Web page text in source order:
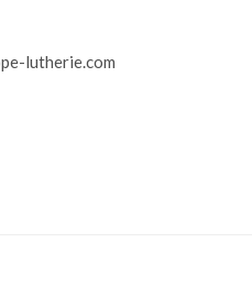
lutherie.com